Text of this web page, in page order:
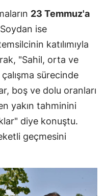
23 Temmuz'a
ise
katılımıyla
"Sahil, orta ve
sürecinde
boş ve dolu oranları
yakın tahminini
diye konuştu.
geçmesini